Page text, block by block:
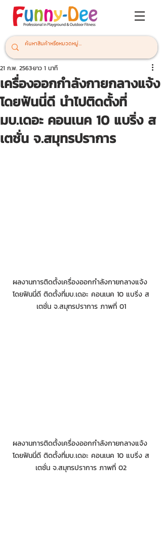
เครื่องออกกำลังกายกลางแจ้ง
โดยฟันนี่ดี นำไปติดตั้งที่
มบ.เดอะ คอนเนค 10 แบริ่ง ส
เตชั่น จ.สมุทรปราการ
21 ก.พ. 2563ยาว 1 นาที
ผลงานการติดตั้งเครื่องออกกำลังกายกลางแจ้ง
โดยฟันนี่ดี ติดตั้งที่มบ.เดอะ คอนเนค 10 แบริ่ง ส
เตชั่น จ.สมุทรปราการ ภาพที่ 01
ผลงานการติดตั้งเครื่องออกกำลังกายกลางแจ้ง
โดยฟันนี่ดี ติดตั้งที่มบ.เดอะ คอนเนค 10 แบริ่ง ส
เตชั่น จ.สมุทรปราการ ภาพที่ 02